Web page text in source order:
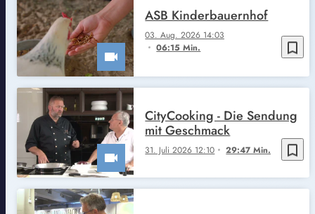
bookmark_border
03. Aug. 2026 14:03
06:15 Min.
ASB Kinderbauernhof
bookmark_border
31. Juli 2026 12:10 29:47 Min.
CityCooking - Die Sendung
mit Geschmack